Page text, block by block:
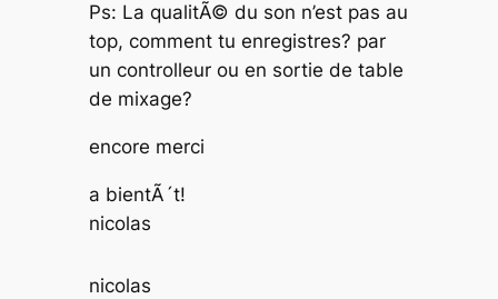
Ps: La qualitÃ© du son n’est pas au
top, comment tu enregistres? par
un controlleur ou en sortie de table
de mixage?
encore merci
a bientÃ´t!
nicolas
nicolas